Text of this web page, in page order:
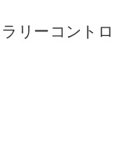
リーコントロ